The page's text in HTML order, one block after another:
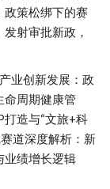
政策松绑下的赛
射审批新政，
业创新发展：政
命周期健康管
造与“文旅+科
道深度解析：新
业绩增长逻辑